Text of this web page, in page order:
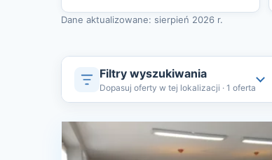
Dane aktualizowane: sierpień 2026 r.
Filtry wyszukiwania
Dopasuj oferty w tej lokalizacji · 1 oferta